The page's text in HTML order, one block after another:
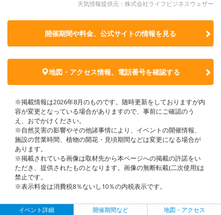
天気情報提供元：株式会社ライフビジネスウェザー
開催期間や料金、公式サイトの情報を見る
地図・アクセス情報、電話番号を確認する
※掲載情報は2026年8月のものです。随時更新をしておりますが内
容が変更となっている場合がありますので、事前にご確認のう
え、おでかけください。
※自然災害の影響やその他諸事情により、イベントの開催情報、
施設の営業時間、植物の開花・見頃期間などは変更になる場合が
あります。
※掲載されている画像は取材先から本ページへの掲載の許諾をい
ただき、提供されたものとなります。画像の無断転載(二次使用)は
禁止です。
※表示料金は消費税8％ないし10％の内税表示です。
イベント詳細
開催期間など 地図・アクセス